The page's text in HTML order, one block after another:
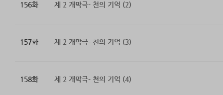
156화 제 2 개막극- 천의 기억 (2)
157화 제 2 개막극- 천의 기억 (3)
158화 제 2 개막극- 천의 기억 (4)